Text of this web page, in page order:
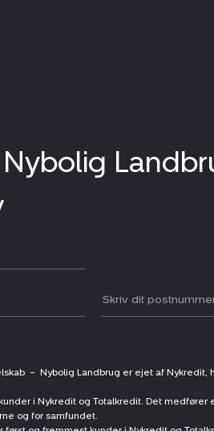
Postnummer
– Nybolig Landbrug er ejet af Nykredit,
i Nykredit og Totalkredit. Det medfører
og for samfundet.